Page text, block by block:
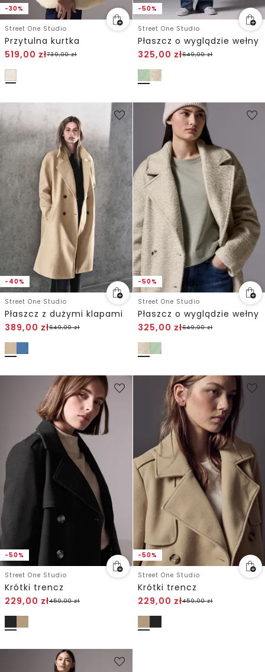
-30%
Street One Studio
Przytulna kurtka
519,00 zł739,00zł
-50%
Street One Studio
Płaszcz o wyglądzie wełny
325,00 zł649,00zł
-40%
Street One Studio
Płaszcz z dużymi klapami
389,00 zł649,00zł
-50%
Street One Studio
Płaszcz o wyglądzie wełny
325,00 zł649,00zł
-50%
Street One Studio
Krótki trencz
229,00 zł459,00zł
-50%
Street One Studio
Krótki trencz
229,00 zł459,00zł